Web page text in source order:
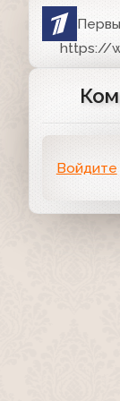
https://
Войдите